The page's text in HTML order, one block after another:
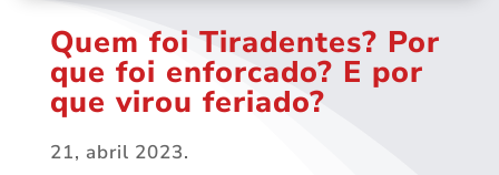
Quem foi Tiradentes? Por
que foi enforcado? E por
que virou feriado?
21, abril 2023.